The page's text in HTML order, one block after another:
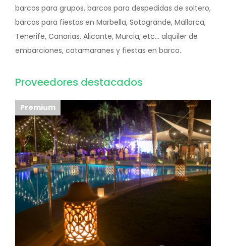
barcos para grupos, barcos para despedidas de soltero,
barcos para fiestas en Marbella, Sotogrande, Mallorca,
Tenerife, Canarias, Alicante, Murcia, etc... alquiler de
embarciones, catamaranes y fiestas en barco.
Proveedores destacados
Premium